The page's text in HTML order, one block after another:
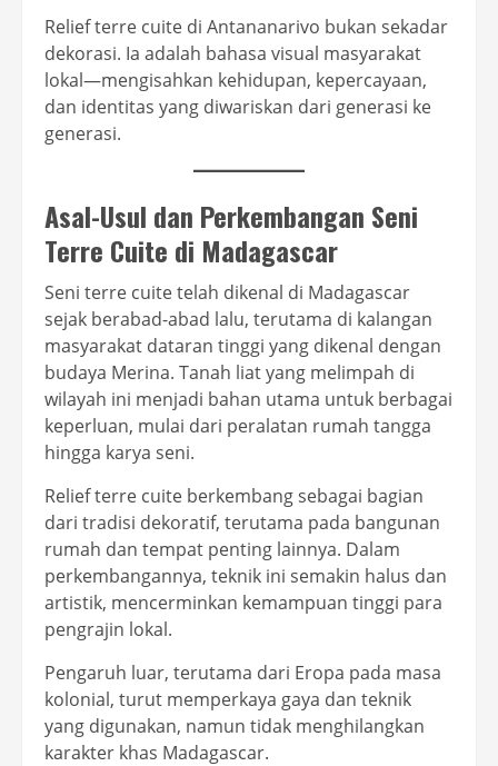
Relief terre cuite di Antananarivo bukan sekadar
dekorasi. Ia adalah bahasa visual masyarakat
lokal—mengisahkan kehidupan, kepercayaan,
dan identitas yang diwariskan dari generasi ke
generasi.
Asal-Usul dan Perkembangan Seni
Terre Cuite di Madagascar
Seni terre cuite telah dikenal di Madagascar
sejak berabad-abad lalu, terutama di kalangan
masyarakat dataran tinggi yang dikenal dengan
budaya Merina. Tanah liat yang melimpah di
wilayah ini menjadi bahan utama untuk berbagai
keperluan, mulai dari peralatan rumah tangga
hingga karya seni.
Relief terre cuite berkembang sebagai bagian
dari tradisi dekoratif, terutama pada bangunan
rumah dan tempat penting lainnya. Dalam
perkembangannya, teknik ini semakin halus dan
artistik, mencerminkan kemampuan tinggi para
pengrajin lokal.
Pengaruh luar, terutama dari Eropa pada masa
kolonial, turut memperkaya gaya dan teknik
yang digunakan, namun tidak menghilangkan
karakter khas Madagascar.